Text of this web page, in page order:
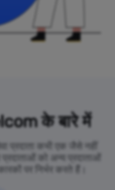
के बारे में
प्रदाता कभी एक जैसे नहीं
को अन्य प्रदाताओं
पर निर्भर करते हैं।